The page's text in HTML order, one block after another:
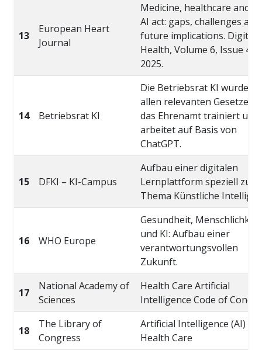
13
European Heart
Journal
Medicine, healthcare and
AI act: gaps, challenges and
future implications. Digital
Health, Volume 6, Issue 4,
2025.
14 Betriebsrat KI
Die Betriebsrat KI wurde
allen relevanten Gesetzen
das Ehrenamt trainiert und
arbeitet auf Basis von
ChatGPT.
15 DFKI – KI-Campus
Aufbau einer digitalen
Lernplattform speziell zum
Thema Künstliche
16 WHO Europe
Gesundheit, Menschlichkeit
und KI: Aufbau einer
verantwortungsvollen
Zukunft.
17
National Academy of
Sciences
Health Care Artificial
Intelligence Code of
18
The Library of
Congress
Artificial Intelligence (AI) in
Health Care